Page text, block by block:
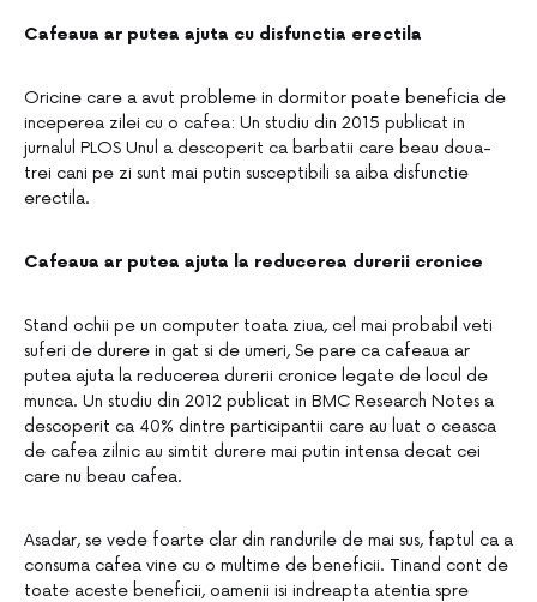
Cafeaua ar putea ajuta cu disfunctia erectila
Oricine care a avut probleme in dormitor poate beneficia de
inceperea zilei cu o cafea: Un studiu din 2015 publicat in
jurnalul PLOS Unul a descoperit ca barbatii care beau doua-
trei cani pe zi sunt mai putin susceptibili sa aiba disfunctie
erectila.
Cafeaua ar putea ajuta la reducerea durerii cronice
Stand ochii pe un computer toata ziua, cel mai probabil veti
suferi de durere in gat si de umeri, Se pare ca cafeaua ar
putea ajuta la reducerea durerii cronice legate de locul de
munca. Un studiu din 2012 publicat in BMC Research Notes a
descoperit ca 40% dintre participantii care au luat o ceasca
de cafea zilnic au simtit durere mai putin intensa decat cei
care nu beau cafea.
Asadar, se vede foarte clar din randurile de mai sus, faptul ca a
consuma cafea vine cu o multime de beneficii. Tinand cont de
toate aceste beneficii, oamenii isi indreapta atentia spre